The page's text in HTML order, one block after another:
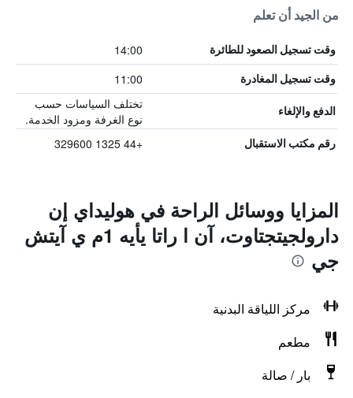
من الجيد أن تعلم
وقت تسجيل الصعود للطائرة 14:00
وقت تسجيل المغادرة 11:00
الدفع والإلغاء
تختلف السياسات حسب
نوع الغرفة ومزود الخدمة.
رقم مكتب الاستقبال +44 1325 329600
المزايا ووسائل الراحة في هوليداي إن
دارولجيتجتاوت، آن ا راتا يأيه 1م ي آيتش
جي
مركز اللياقة البدنية
مطعم
بار / صالة